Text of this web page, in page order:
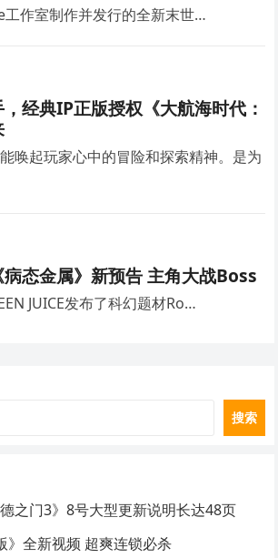
作室制作并发行的全新末世…
经典IP正版授权《大航海时代：
唤起玩家心中的冒险和探索精神。是为
态金属》新预告 主角大战Boss
JUICE发布了科幻题材Ro…
搜索
之门3》8号大型更新说明长达48页
》全新视频 超爽连锁必杀